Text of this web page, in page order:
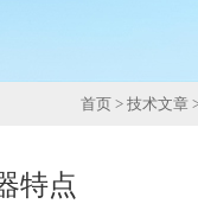
首页 > 技术文章
特点